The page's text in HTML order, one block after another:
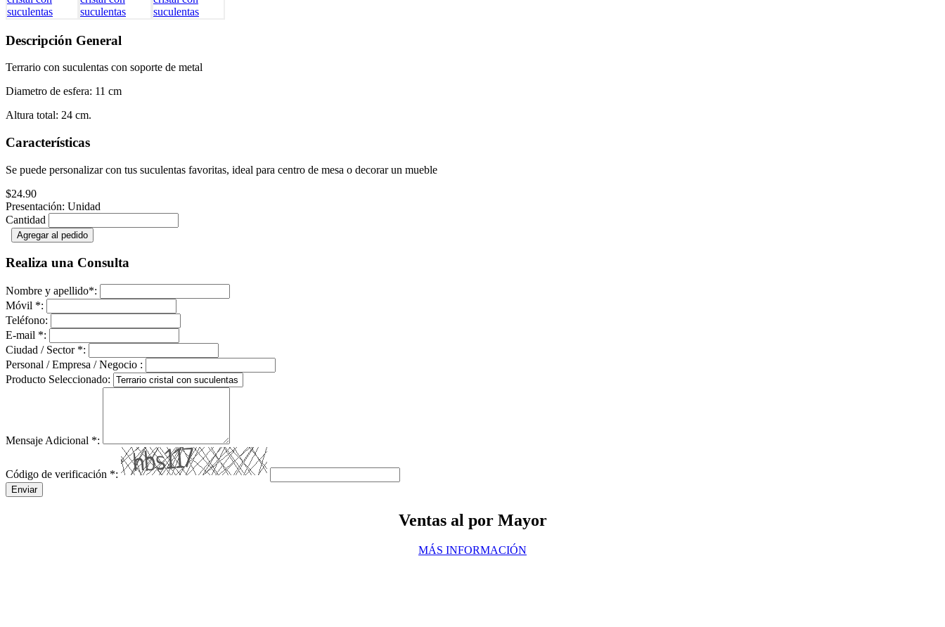
Descripción General
Terrario con suculentas con soporte de metal
Diametro de esfera: 11 cm
Altura total: 24 cm.
Características
Se puede personalizar con tus suculentas favoritas, ideal para centro de mesa o decorar un mueble
$24.90
Presentación: Unidad
Cantidad
Agregar al pedido
Realiza una Consulta
Nombre y apellido*:
Móvil *:
Teléfono:
E-mail *:
Ciudad / Sector *:
Personal / Empresa / Negocio :
Producto Seleccionado:
Mensaje Adicional *:
Código de verificación *:
Enviar
Ventas al por Mayor
MÁS INFORMACIÓN